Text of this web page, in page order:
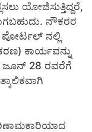
ಯೋಜಿಸುತ್ತಿದ್ದರೆ,
ನೌಕರರ
ಪೋರ್ಟಲ್ ನಲ್ಲಿ
ಕಾರ್ಯವನ್ನು
ಜೂನ್ 28 ರವರೆಗೆ